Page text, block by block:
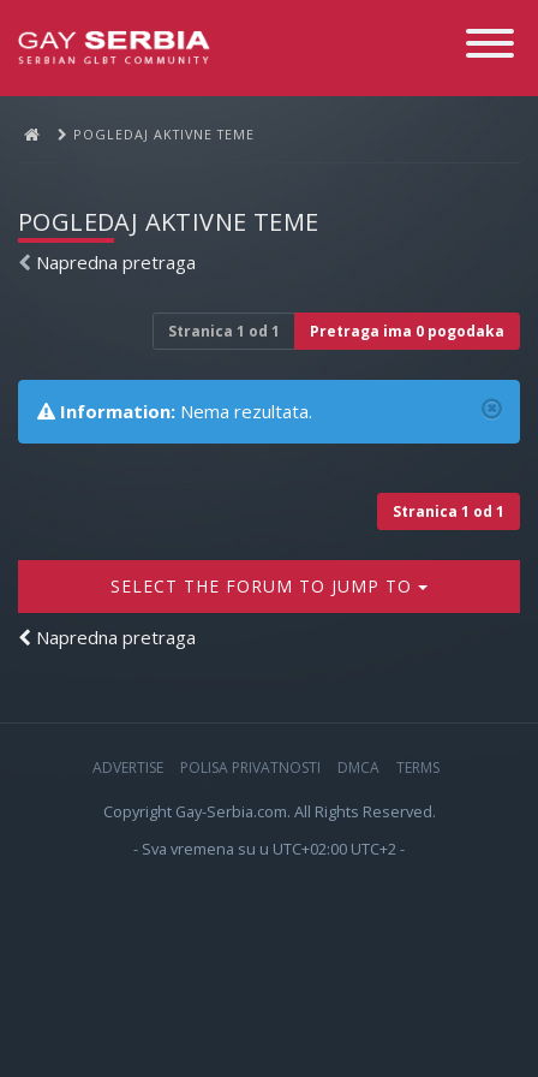
Toggle
POGLEDAJ AKTIVNE TEME
POGLEDAJ AKTIVNE TEME
Napredna pretraga
Stranica 1 od 1 Pretraga ima 0 pogodaka
Information: Nema rezultata.
Stranica 1 od 1
SELECT THE FORUM TO JUMP TO
Napredna pretraga
ADVERTISE POLISA PRIVATNOSTI DMCA TERMS
Copyright Gay-Serbia.com. All Rights Reserved.
- Sva vremena su u UTC+02:00 UTC+2 -